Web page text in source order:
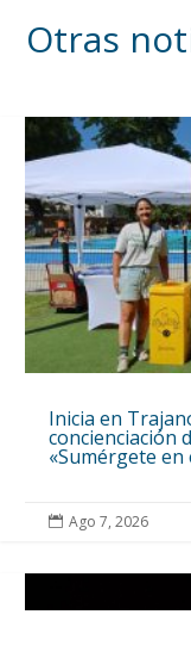
Otras
Inicia en
concienciación
«Sumérgete en
 Ago 7, 2026